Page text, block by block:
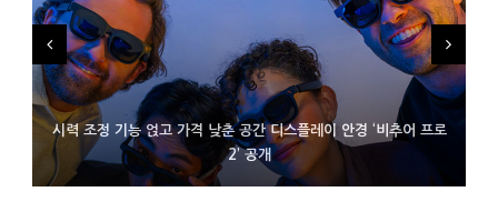
시력 조정 기능 얹고 가격 낮춘 공간 디스플레이 안경 ‘비추어 프로
2’ 공개
D램 부족에 10억달러어치 아이폰18 프로세서 패키징 대기 중
300~400달러 반지형 스피커 준비하는 오픈AI